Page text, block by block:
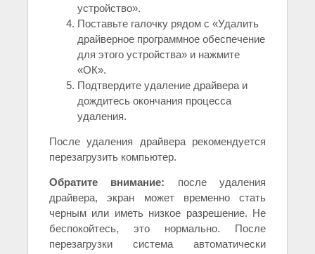
устройство».
Поставьте галочку рядом с «Удалить
драйверное программное обеспечение
для этого устройства» и нажмите
«ОК».
Подтвердите удаление драйвера и
дождитесь окончания процесса
удаления.
После удаления драйвера рекомендуется
перезагрузить компьютер.
Обратите внимание: после удаления
драйвера, экран может временно стать
черным или иметь низкое разрешение. Не
беспокойтесь, это нормально. После
перезагрузки система автоматически